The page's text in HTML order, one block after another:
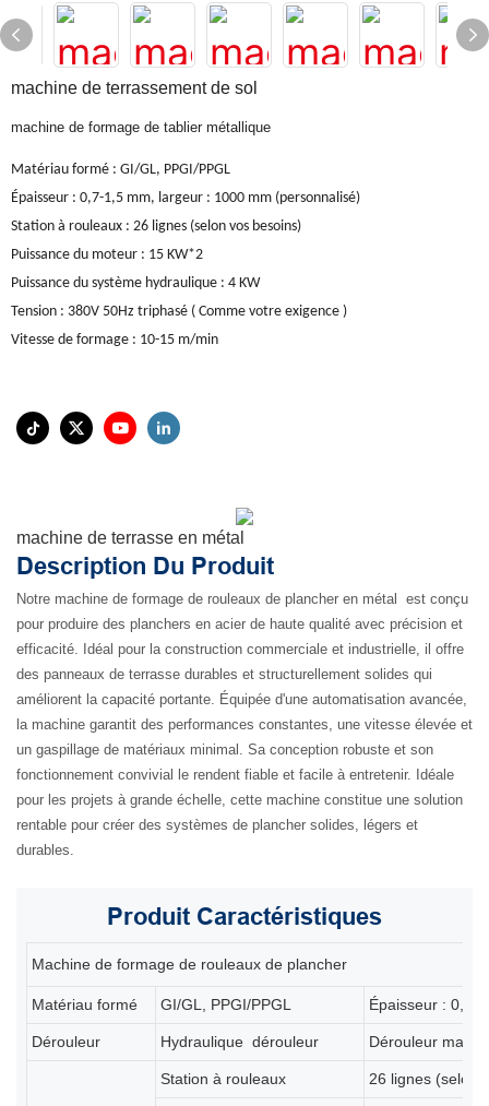
machine de terrassement de sol
machine de formage de tablier métallique
Matériau formé : GI/GL, PPGI/PPGL
Épaisseur : 0,7-1,5 mm, largeur : 1000 mm (personnalisé)
Station à rouleaux : 26 lignes (selon vos besoins)
Puissance du moteur : 15 KW*2
Puissance du système hydraulique : 4 KW
Tension : 380V 50Hz triphasé ( Comme votre exigence )
Vitesse de formage : 10-15 m/min
machine de terrasse en métal
Description Du Produit
Notre machine de formage de rouleaux de plancher en métal
est conçu
pour produire des planchers en acier de haute qualité avec précision et
efficacité. Idéal pour la construction commerciale et industrielle, il offre
des panneaux de terrasse durables et structurellement solides qui
améliorent la capacité portante. Équipée d'une automatisation avancée,
la machine garantit des performances constantes, une vitesse élevée et
un gaspillage de matériaux minimal. Sa conception robuste et son
fonctionnement convivial le rendent fiable et facile à entretenir. Idéale
pour les projets à grande échelle, cette machine constitue une solution
rentable pour créer des systèmes de plancher solides, légers et
durables.
Produit Caractéristiques
Machine de formage de rouleaux de plancher
Matériau formé GI/GL, PPGI/PPGL Épaisseur : 0,7-
Dérouleur Hydraulique dérouleur Dérouleur
Station à rouleaux 26 lignes (selon